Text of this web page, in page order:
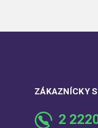
ZÁKAZNÍCKY
2